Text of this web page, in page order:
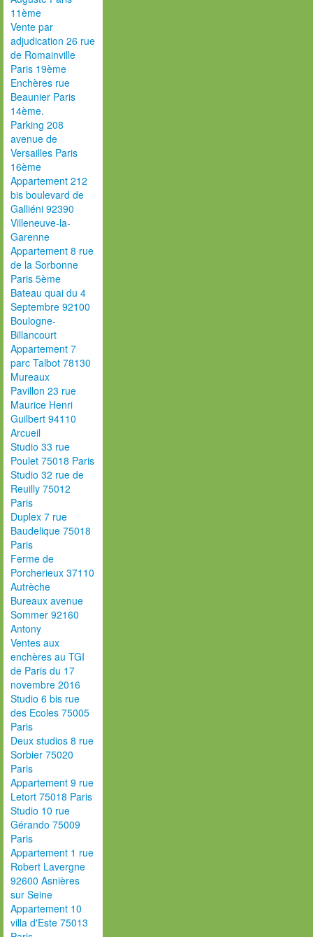
11ème
Vente par
adjudication 26 rue
de Romainville
Paris 19ème
Enchères rue
Beaunier Paris
14ème.
Parking 208
avenue de
Versailles Paris
16ème
Appartement 212
bis boulevard de
Galliéni 92390
Villeneuve-la-
Garenne
Appartement 8 rue
de la Sorbonne
Paris 5ème
Bateau quai du 4
Septembre 92100
Boulogne-
Billancourt
Appartement 7
parc Talbot 78130
Mureaux
Pavillon 23 rue
Maurice Henri
Guilbert 94110
Arcueil
Studio 33 rue
Poulet 75018 Paris
Studio 32 rue de
Reuilly 75012
Paris
Duplex 7 rue
Baudelique 75018
Paris
Ferme de
Porcherieux 37110
Autrèche
Bureaux avenue
Sommer 92160
Antony
Ventes aux
enchères au TGI
de Paris du 17
novembre 2016
Studio 6 bis rue
des Ecoles 75005
Paris
Deux studios 8 rue
Sorbier 75020
Paris
Appartement 9 rue
Letort 75018 Paris
Studio 10 rue
Gérando 75009
Paris
Appartement 1 rue
Robert Lavergne
92600 Asnières
sur Seine
Appartement 10
villa d'Este 75013